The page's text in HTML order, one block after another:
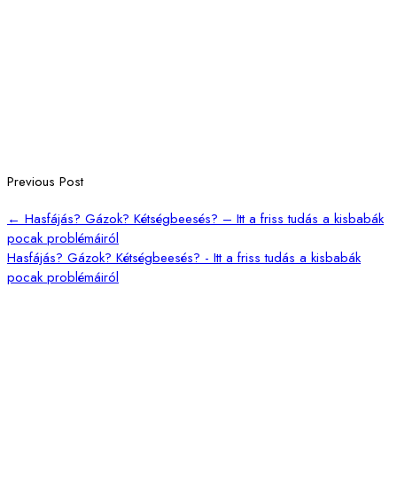
Previous Post
← Hasfájás? Gázok? Kétségbeesés? – Itt a friss tudás a kisbabák
pocak problémáiról
Hasfájás? Gázok? Kétségbeesés? - Itt a friss tudás a kisbabák
pocak problémáiról